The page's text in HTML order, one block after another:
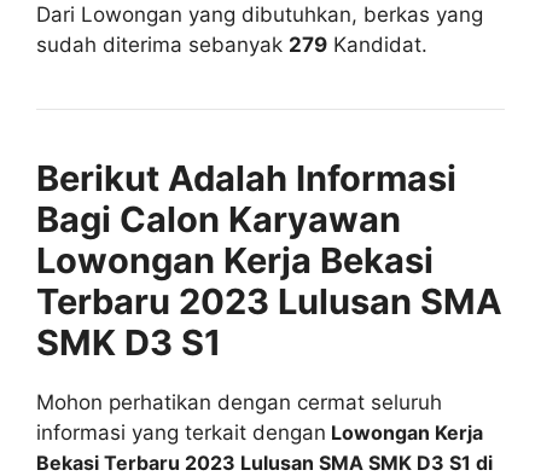
Dari Lowongan yang dibutuhkan, berkas yang
sudah diterima sebanyak 279 Kandidat.
Berikut Adalah Informasi
Bagi Calon Karyawan
Lowongan Kerja Bekasi
Terbaru 2023 Lulusan SMA
SMK D3 S1
Mohon perhatikan dengan cermat seluruh
informasi yang terkait dengan Lowongan Kerja
Bekasi Terbaru 2023 Lulusan SMA SMK D3 S1 di